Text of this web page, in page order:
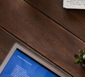
ド、長
用するこ
デバイス
まで届く